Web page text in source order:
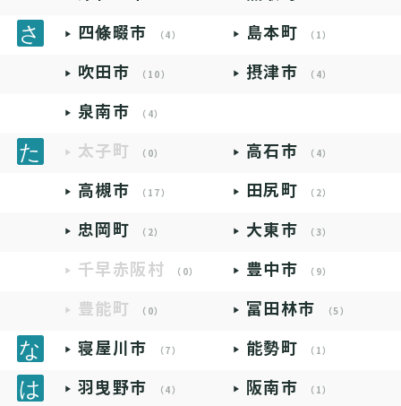
四條畷市 （4） 島本町 （1）
吹田市 （10） 摂津市 （4）
泉南市 （4）
太子町 （0） 高石市 （4）
高槻市 （17） 田尻町 （2）
忠岡町 （2） 大東市 （3）
千早赤阪村 （0） 豊中市 （9）
豊能町 （0） 富田林市 （5）
寝屋川市 （7） 能勢町 （1）
羽曳野市 （4） 阪南市 （1）